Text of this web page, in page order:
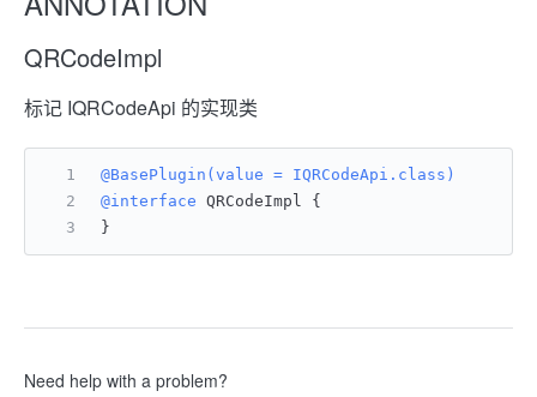
QRCodeImpl
标记 IQRCodeApi 的实现类
@BasePlugin(value = IQRCodeApi.class)
@interface QRCodeImpl {
}
Need help with a problem?